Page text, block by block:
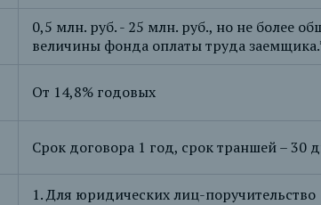
0,5 млн. руб. - 25 млн. руб., но не более
величины фонда оплаты труда
От 14,8% годовых
Срок договора 1 год, срок траншей – 30
1. Для юридических лиц-поручительство